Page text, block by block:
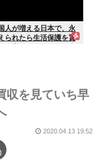
人が増える日本で、永
られたら生活保護を貰
収を見ていち早
2020.04.13 19:52